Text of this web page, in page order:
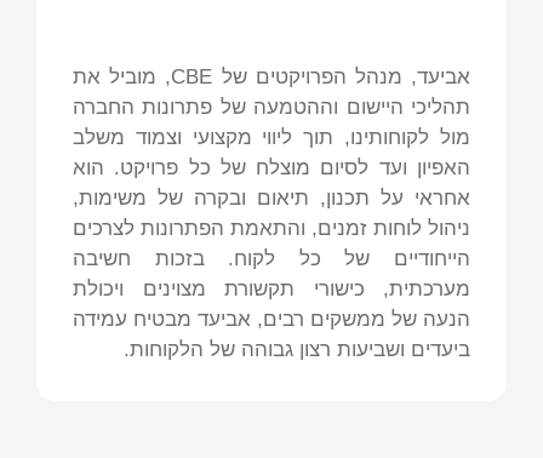
אביעד, מנהל הפרויקטים של CBE, מוביל את
תהליכי היישום וההטמעה של פתרונות החברה
מול לקוחותינו, תוך ליווי מקצועי וצמוד משלב
האפיון ועד לסיום מוצלח של כל פרויקט. הוא
אחראי על תכנון, תיאום ובקרה של משימות,
ניהול לוחות זמנים, והתאמת הפתרונות לצרכים
הייחודיים של כל לקוח. בזכות חשיבה
מערכתית, כישורי תקשורת מצוינים ויכולת
הנעה של ממשקים רבים, אביעד מבטיח עמידה
ביעדים ושביעות רצון גבוהה של הלקוחות.